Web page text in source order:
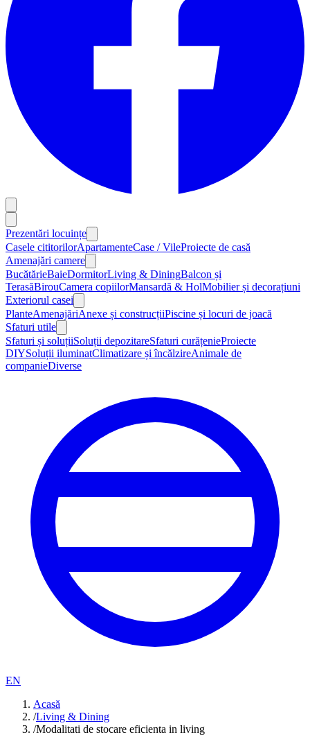
Prezentări locuințe
Casele cititorilorApartamenteCase / VileProiecte de casă
Amenajări camere
BucătărieBaieDormitorLiving & DiningBalcon și
TerasăBirouCamera copiilorMansardă & HolMobilier și decorațiuni
Exteriorul casei
PlanteAmenajăriAnexe și construcțiiPiscine și locuri de joacă
Sfaturi utile
Sfaturi și soluțiiSoluții depozitareSfaturi curățenieProiecte
DIYSoluții iluminatClimatizare și încălzireAnimale de
companieDiverse
EN
Acasă
/Living & Dining
/Modalitati de stocare eficienta in living